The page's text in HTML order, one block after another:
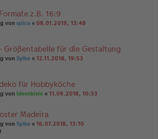
z.B. 16:9
von spica « 08.01.2019, 13:48
Größentabelle für die Gestaltung
von Sylke « 12.11.2018, 19:53
für Hobbyköche
von Ideenkiste « 11.09.2018, 10:33
Madeira
von Sylke « 16.07.2018, 13:10